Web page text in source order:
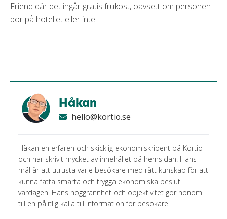
Friend där det ingår gratis frukost, oavsett om personen
bor på hotellet eller inte.
Håkan
hello@kortio.se
Håkan en erfaren och skicklig ekonomiskribent på Kortio
och har skrivit mycket av innehållet på hemsidan. Hans
mål är att utrusta varje besökare med rätt kunskap för att
kunna fatta smarta och trygga ekonomiska beslut i
vardagen. Hans noggrannhet och objektivitet gör honom
till en pålitlig källa till information för besökare.